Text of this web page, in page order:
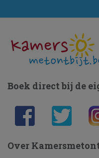
Boek direct bij de
Over